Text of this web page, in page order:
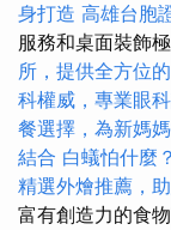
身打造 高雄台胞
服務和桌面裝飾
所，提供全方位
科權威，專業眼
餐選擇，為新媽
結合 白蟻怕什麼
精選外燴推薦，
富有創造力的食